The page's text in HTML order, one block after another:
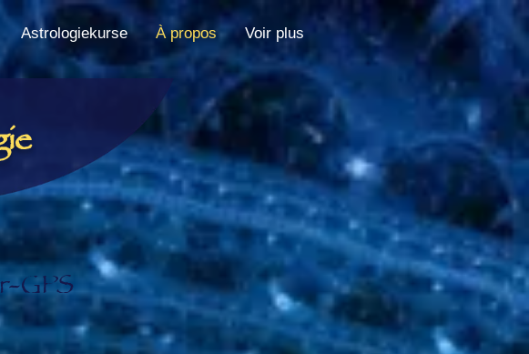
Astrologiekurse À propos Voir plus
GPS